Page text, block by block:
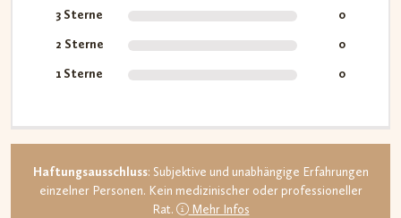
3 Sterne
0
2 Sterne
0
1 Sterne
0
Haftungsausschluss: Subjektive und unabhängige Erfahrungen
einzelner Personen. Kein medizinischer oder professioneller
Rat.
Mehr Infos